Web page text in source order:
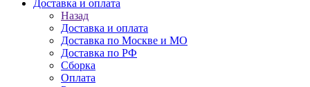
Доставка и оплата
Назад
Доставка и оплата
Доставка по Москве и МО
Доставка по РФ
Сборка
Оплата